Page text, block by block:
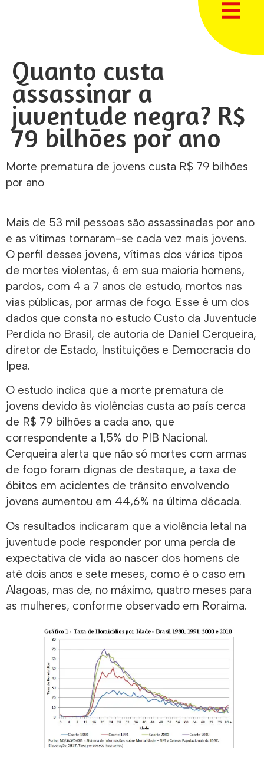
Quanto custa
assassinar a
juventude negra? R$
79 bilhões por ano
Morte prematura de jovens custa R$ 79 bilhões
por ano
Mais de 53 mil pessoas são assassinadas por ano
e as vítimas tornaram-se cada vez mais jovens.
O perfil desses jovens, vítimas dos vários tipos
de mortes violentas, é em sua maioria homens,
pardos, com 4 a 7 anos de estudo, mortos nas
vias públicas, por armas de fogo. Esse é um dos
dados que consta no estudo Custo da Juventude
Perdida no Brasil, de autoria de Daniel Cerqueira,
diretor de Estado, Instituições e Democracia do
Ipea.
O estudo indica que a morte prematura de
jovens devido às violências custa ao país cerca
de R$ 79 bilhões a cada ano, que
correspondente a 1,5% do PIB Nacional.
Cerqueira alerta que não só mortes com armas
de fogo foram dignas de destaque, a taxa de
óbitos em acidentes de trânsito envolvendo
jovens aumentou em 44,6% na última década.
Os resultados indicaram que a violência letal na
juventude pode responder por uma perda de
expectativa de vida ao nascer dos homens de
até dois anos e sete meses, como é o caso em
Alagoas, mas de, no máximo, quatro meses para
as mulheres, conforme observado em Roraima.